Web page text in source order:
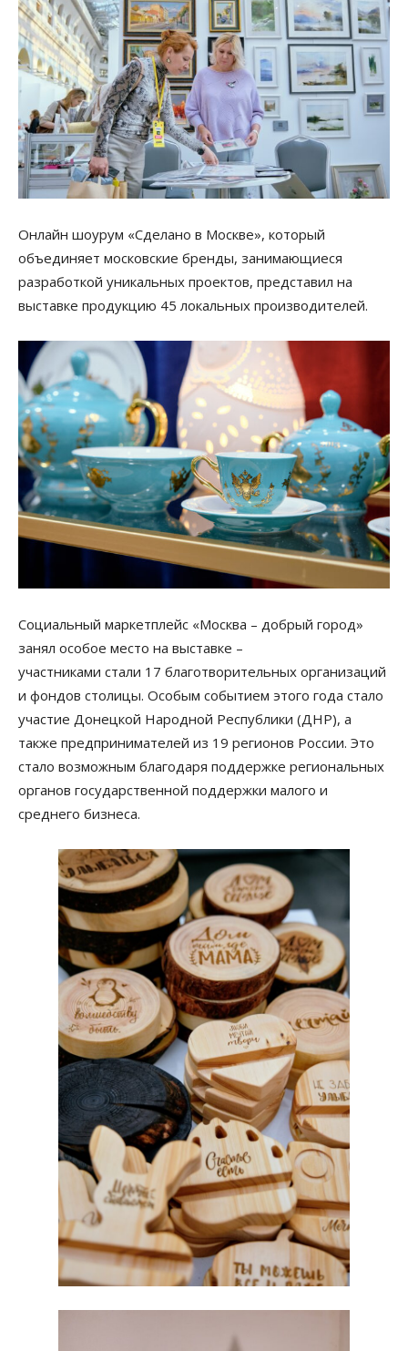
Онлайн шоурум «Сделано в Москве», который
объединяет московские бренды, занимающиеся
разработкой уникальных проектов, представил на
выставке продукцию 45 локальных производителей.
Социальный маркетплейс «Москва – добрый город»
занял особое место на выставке –
участниками стали 17 благотворительных организаций
и фондов столицы. Особым событием этого года стало
участие Донецкой Народной Республики (ДНР), а
также предпринимателей из 19 регионов России. Это
стало возможным благодаря поддержке региональных
органов государственной поддержки малого и
среднего бизнеса.